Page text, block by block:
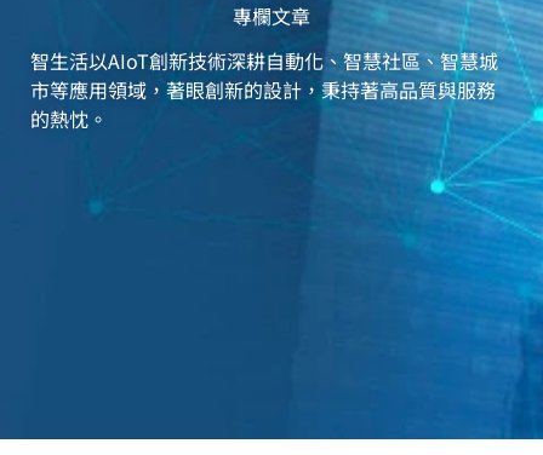
專欄文章
智生活以AIoT創新技術深耕自動化、智慧社區、智慧城
市等應用領域，著眼創新的設計，秉持著高品質與服務
的熱忱。